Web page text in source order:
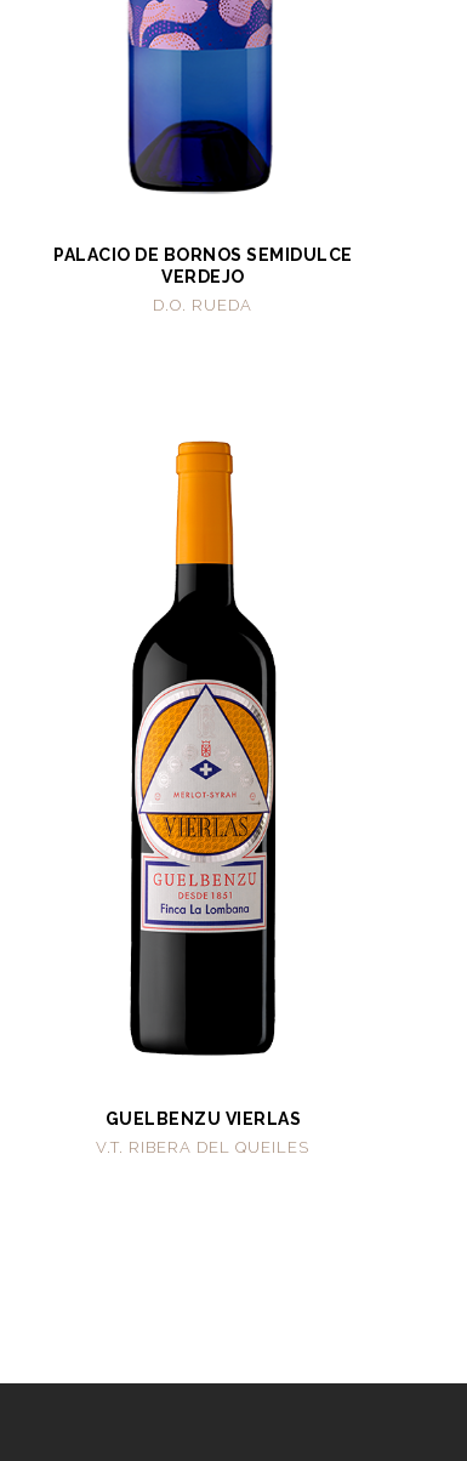
PALACIO DE BORNOS SEMIDULCE
VERDEJO
D.O. RUEDA
GUELBENZU VIERLAS
V.T. RIBERA DEL QUEILES